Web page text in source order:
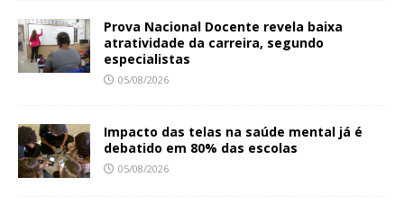
Prova Nacional Docente revela baixa
atratividade da carreira, segundo
especialistas
05/08/2026
Impacto das telas na saúde mental já é
debatido em 80% das escolas
05/08/2026